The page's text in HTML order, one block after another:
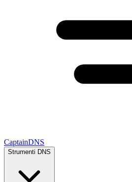
CaptainDNS
Strumenti DNS